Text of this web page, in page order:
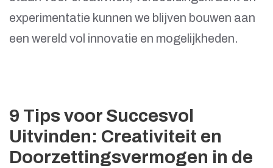
experimentatie kunnen we blijven bouwen aan
een wereld vol innovatie en mogelijkheden.
9 Tips voor Succesvol
Uitvinden: Creativiteit en
Doorzettingsvermogen in de